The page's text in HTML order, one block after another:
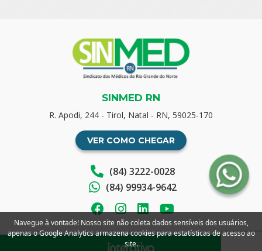
SINMED RN
R. Apodi, 244 - Tirol, Natal - RN, 59025-170
VER COMO CHEGAR
(84) 3222-0028
(84) 99934-9642
Navegue à vontade! Nosso site não coleta dados sensíveis dos usuários,
apenas o Google Analytics armazena cookies para estatísticas de acesso ao
site.